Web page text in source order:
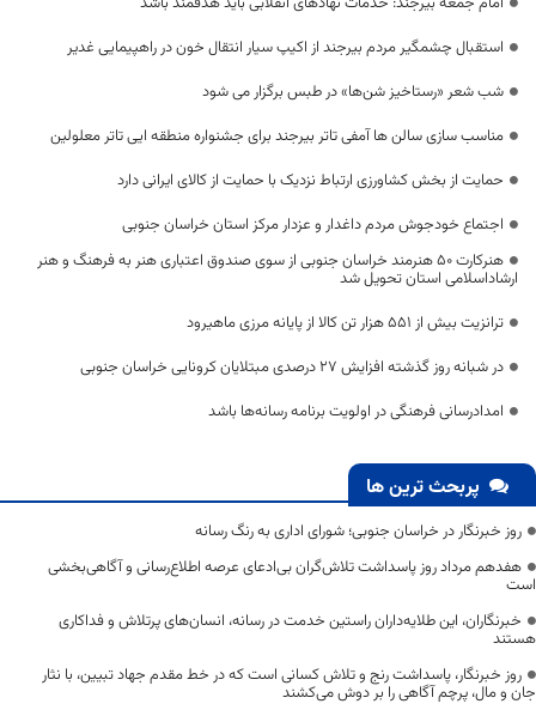
استقبال چشمگیر مردم بیرجند از اکیپ سیار انتقال خون در راهپیمایی غدیر
شب شعر «رستاخیز شن‌ها» در طبس برگزار می شود
مناسب سازی سالن ها آمفی تاتر بیرجند برای جشنواره منطقه ایی تاتر معلولین
حمایت از بخش کشاورزی ارتباط نزدیک با حمایت از کالای ایرانی دارد
اجتماع خودجوش مردم داغدار و عزدار مرکز استان خراسان جنوبی
هنرکارت 50 هنرمند خراسان جنوبی از سوی صندوق اعتباری هنر به فرهنگ و هنر
ارشاداسلامی استان تحویل شد
ترانزیت بیش از ۵۵۱ هزار تن کالا از پایانه مرزی ماهیرود
در شبانه روز گذشته افزایش ۲۷ درصدی مبتلایان کرونایی خراسان جنوبی
امدادرسانی فرهنگی در اولویت برنامه‌ رسانه‌ها باشد
پربحث ترین ها
روز خبرنگار در خراسان جنوبی؛ شورای اداری به رنگ رسانه
هفدهم مرداد روز پاسداشت تلاش‌گران بی‌ادعای عرصه اطلاع‌رسانی و آگاهی‌بخشی
است
خبرنگاران، این طلایه‌داران راستین خدمت در رسانه، انسان‌های پرتلاش و فداکاری
هستند
روز خبرنگار، پاسداشت رنج و تلاش کسانی است که در خط مقدم جهاد تبیین، با نثار
جان و مال، پرچم آگاهی را بر دوش می‌کشند